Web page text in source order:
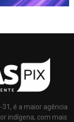
é a maior agência
indígena, com mais